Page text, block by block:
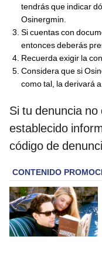
tendrás que indicar
Osinergmin.
Si cuentas con
entonces deberás
Recuerda exigir la
Considera que si
como tal, la derivará
Si tu denuncia
establecido
código de